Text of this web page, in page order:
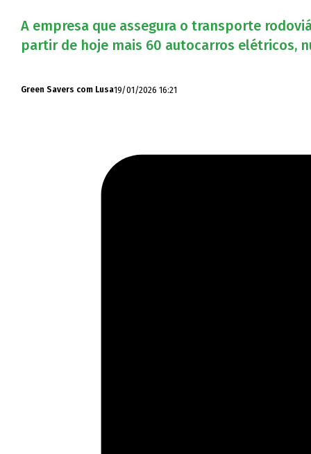
A empresa que assegura o transporte
partir de hoje mais 60 autocarros elétricos,
Green Savers com Lusa19/01/2026 16:21